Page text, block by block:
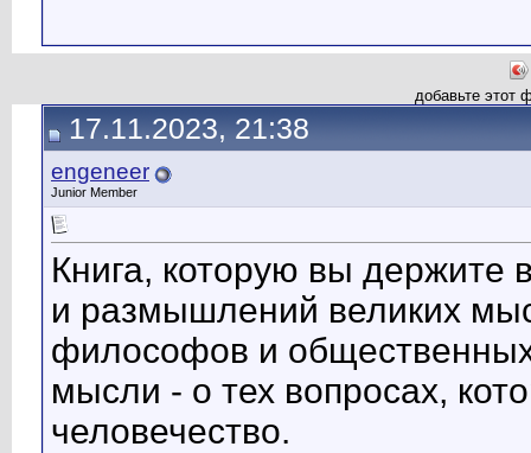
добавьте этот
17.11.2023, 21:38
engeneer
Junior Member
Книга, которую вы держите
и размышлений великих
философов и
мысли - о тех вопросах,
человечество.